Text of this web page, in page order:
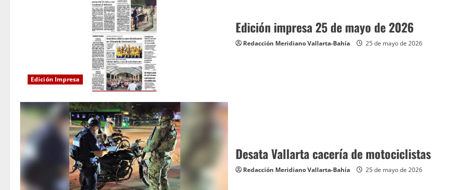
Edición Impresa
Edición impresa 25 de mayo de 2026
Redacción Meridiano Vallarta-Bahía 25 de mayo de 2026
Desata Vallarta cacería de motociclistas
Redacción Meridiano Vallarta-Bahía 25 de mayo de 2026